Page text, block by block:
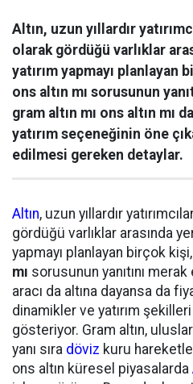
Altın, uzun yıllardır
olarak gördüğü varlıklar
yatırım yapmayı planlayan
ons altın mı sorusunun
gram altın mı ons altın mı
yatırım seçeneğinin öne
edilmesi gereken detaylar.
Altın, uzun yıllardır
gördüğü varlıklar arasında
yapmayı planlayan birçok kişi,
mı sorusunun yanıtını merak
aracı da altına dayansa da
dinamikler ve yatırım
gösteriyor. Gram altın,
yanı sıra döviz kuru
ons altın küresel piyasalarda